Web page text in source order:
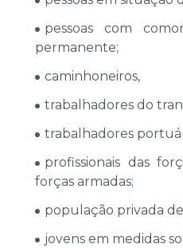
pessoas com
permanente;
caminhoneiros,
trabalhadores do
trabalhadores
profissionais das
forças armadas;
população privada
jovens em medidas